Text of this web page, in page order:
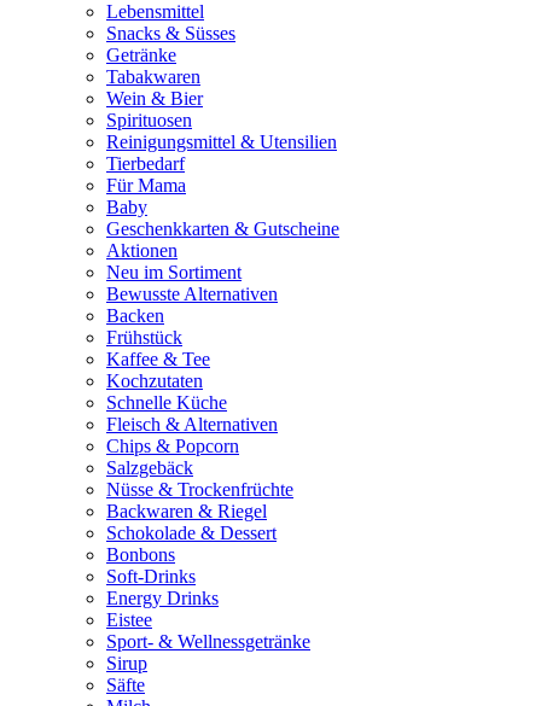
Lebensmittel
Snacks & Süsses
Getränke
Tabakwaren
Wein & Bier
Spirituosen
Reinigungsmittel & Utensilien
Tierbedarf
Für Mama
Baby
Geschenkkarten & Gutscheine
Aktionen
Neu im Sortiment
Bewusste Alternativen
Backen
Frühstück
Kaffee & Tee
Kochzutaten
Schnelle Küche
Fleisch & Alternativen
Chips & Popcorn
Salzgebäck
Nüsse & Trockenfrüchte
Backwaren & Riegel
Schokolade & Dessert
Bonbons
Soft-Drinks
Energy Drinks
Eistee
Sport- & Wellnessgetränke
Sirup
Säfte